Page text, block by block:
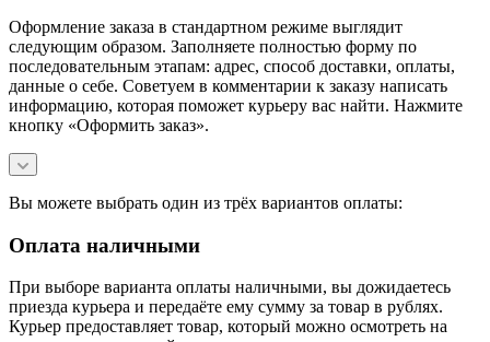
Оформление заказа в стандартном режиме выглядит
следующим образом. Заполняете полностью форму по
последовательным этапам: адрес, способ доставки, оплаты,
данные о себе. Советуем в комментарии к заказу написать
информацию, которая поможет курьеру вас найти. Нажмите
кнопку «Оформить заказ».
Вы можете выбрать один из трёх вариантов оплаты:
Оплата наличными
При выборе варианта оплаты наличными, вы дожидаетесь
приезда курьера и передаёте ему сумму за товар в рублях.
Курьер предоставляет товар, который можно осмотреть на